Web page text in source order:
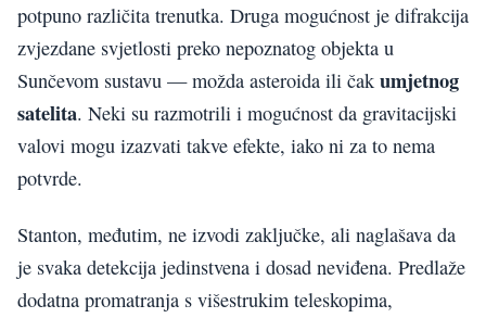
potpuno različita trenutka. Druga mogućnost je difrakcija
zvjezdane svjetlosti preko nepoznatog objekta u
Sunčevom sustavu — možda asteroida ili čak umjetnog
satelita. Neki su razmotrili i mogućnost da gravitacijski
valovi mogu izazvati takve efekte, iako ni za to nema
potvrde.
Stanton, međutim, ne izvodi zaključke, ali naglašava da
je svaka detekcija jedinstvena i dosad neviđena. Predlaže
dodatna promatranja s višestrukim teleskopima,